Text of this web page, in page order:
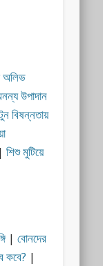
অলিভ
উপাদান
বিষন্নতায়
|শিশু মুটিয়ে
|বোনদের
কবে? |